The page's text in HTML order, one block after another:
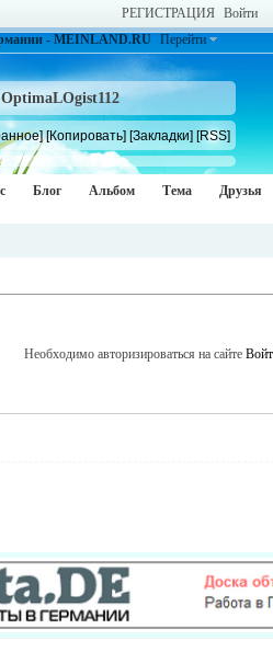
РЕГИСТРАЦИЯ Войти
- MEINLAND.RU Перейти
[Копировать] [Закладки] [RSS]
Блог Альбом Тема Друзья
Необходимо авторизироваться на сайте